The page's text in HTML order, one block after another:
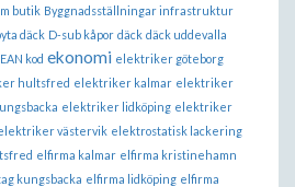
butik Byggnadsställningar infrastruktur
däck D-sub kåpor däck däck uddevalla
EAN kod ekonomi elektriker göteborg
hultsfred elektriker kalmar elektriker
elektriker lidköping elektriker
västervik elektrostatisk lackering
elfirma kalmar elfirma kristinehamn
kungsbacka elfirma lidköping elfirma